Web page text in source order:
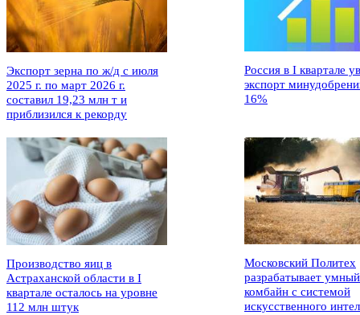
Экспорт зерна по ж/д с июля
2025 г. по март 2026 г.
составил 19,23 млн т и
приблизился к рекорду
Россия в I квартале
экспорт
16%
Производство яиц в
Астраханской области в I
квартале осталось на уровне
112 млн штук
Московский Политех
разрабатывает умный
комбайн с системой
искусственного